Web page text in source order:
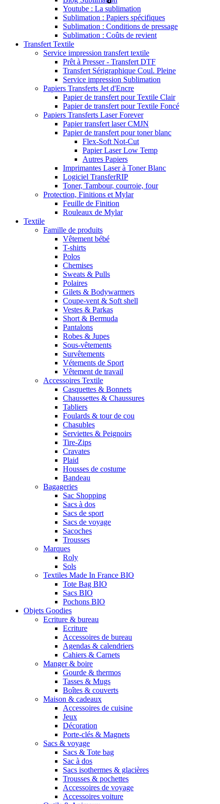
Youtube : La sublimation
Sublimation : Papiers spécifiques
Sublimation : Conditions de pressage
Sublimation : Coûts de revient
Transfert Textile
Service impression transfert textile
Prêt à Presser - Transfert DTF
Transfert Sérigraphique Coul. Pleine
Service impression Sublimation
Papiers Transferts Jet d'Encre
Papier de transfert pour Textile Clair
Papier de transfert pour Textile Foncé
Papiers Transferts Laser Forever
Papier transfert laser CMJN
Papier de transfert pour toner blanc
Flex-Soft Not-Cut
Papier Laser Low Temp
Autres Papiers
Imprimantes Laser à Toner Blanc
Logiciel TransferRIP
Toner, Tambour, courroie, four
Protection, Finitions et Mylar
Feuille de Finition
Rouleaux de Mylar
Textile
Famille de produits
Vêtement bébé
T-shirts
Polos
Chemises
Sweats & Pulls
Polaires
Gilets & Bodywarmers
Coupe-vent & Soft shell
Vestes & Parkas
Short & Bermuda
Pantalons
Robes & Jupes
Sous-vêtements
Survêtements
Vétements de Sport
Vêtement de travail
Accessoires Textile
Casquettes & Bonnets
Chaussettes & Chaussures
Tabliers
Foulards & tour de cou
Chasubles
Serviettes & Peignoirs
Tire-Zips
Cravates
Plaid
Housses de costume
Bandeau
Bagageries
Sac Shopping
Sacs à dos
Sacs de sport
Sacs de voyage
Sacoches
Trousses
Marques
Roly
Sols
Textiles Made In France BIO
Tote Bag BIO
Sacs BIO
Pochons BIO
Objets Goodies
Ecriture & bureau
Ecriture
Accessoires de bureau
Agendas & calendriers
Cahiers & Carnets
Manger & boire
Gourde & thermos
Tasses & Mugs
Boîtes & couverts
Maison & cadeaux
Accessoires de cuisine
Jeux
Décoration
Porte-clés & Magnets
Sacs & voyage
Sacs & Tote bag
Sac à dos
Sacs isothermes & glacières
Trousses & pochettes
Accessoires de voyage
Accessoires voiture